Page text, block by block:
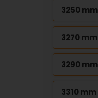
3250 mm
3270 mm
3290 mm
3310 mm